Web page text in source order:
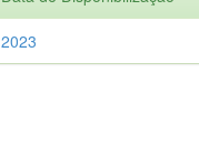
2023